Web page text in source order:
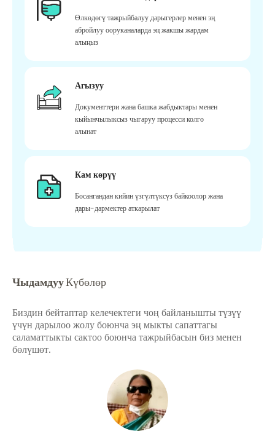
Өлкөдөгү тажрыйбалуу дарыгерлер менен эң
абройлуу ооруканаларда эң жакшы жардам
алыңыз
Агызуу
Документтери жана башка жабдыктары менен
кыйынчылыксыз чыгаруу процесси колго
алынат
Кам көрүү
Босангандан кийин үзгүлтүксүз байкоолор жана
дары-дармектер аткарылат
ЧыдамдууКүбөлөр
Биздин бейтаптар келечектеги чоң байланышты түзүү
үчүн дарылоо жолу боюнча эң мыкты сапаттагы
саламаттыкты сактоо боюнча тажрыйбасын биз менен
бөлүшөт.